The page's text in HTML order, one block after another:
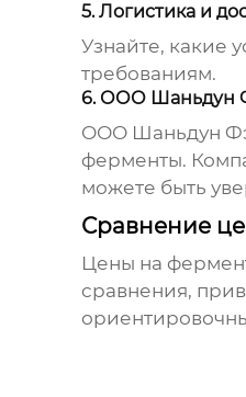
5. Логистика и
Узнайте, какие
требованиям.
6. ООО Шаньдун
ООО Шаньдун
ферменты.
можете быть
Сравнение
Цены на
сравнения,